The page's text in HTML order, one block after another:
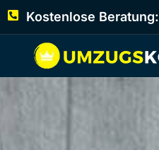
Kostenlose Beratung: